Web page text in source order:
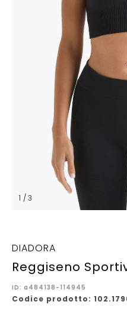
1 / 3
DIADORA
Reggiseno
ID: a484138-114945
Codice prodotto: